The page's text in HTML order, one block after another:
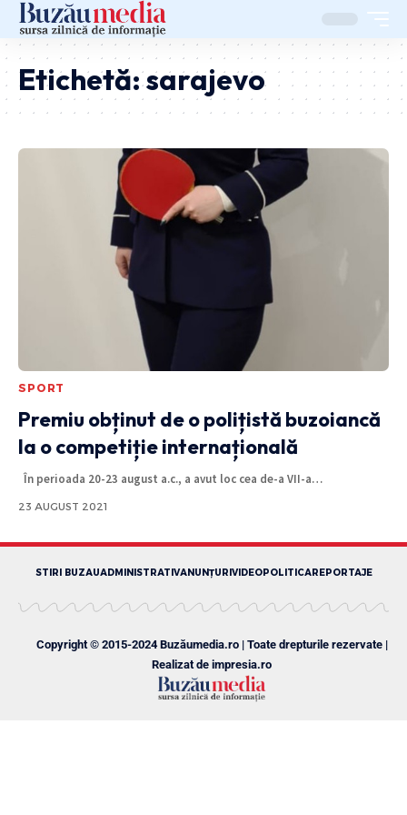
Etichetă:sarajevo
SPORT
Premiu obținut de o polițistă buzoiancă
la o competiție internațională
În perioada 20-23 august a.c., a avut loc cea de-a VII-a…
23 AUGUST 2021
STIRI BUZAUADMINISTRATIVANUNȚURIVIDEOPOLITICAREPORTAJE
Copyright © 2015-2024 Buzăumedia.ro | Toate drepturile rezervate |
Realizat de impresia.ro